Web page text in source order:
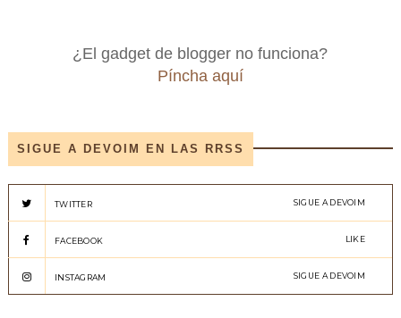
¿El gadget de blogger no funciona?
Píncha aquí
SIGUE A DEVOIM EN LAS RRSS
TWITTER SIGUE A DEVOIM
FACEBOOK LIKE
INSTAGRAM SIGUE A DEVOIM